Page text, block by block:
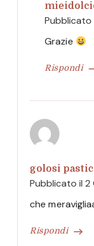
Pubblicato
Rispondi
Grazie
golosi
Pubblicato il 2
Rispondi
che